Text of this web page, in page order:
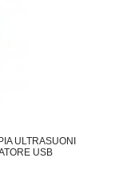
ULTRASUONI
USB